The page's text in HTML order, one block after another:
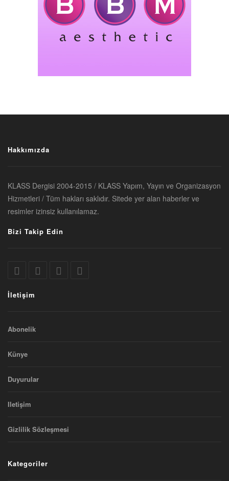
Hakkımızda
KLASS Dergisi 2004-2015 / KLASS Yapım, Yayın ve Organizasyon
Hizmetleri / Tüm hakları saklıdır. Sitede yer alan haberler ve
resimler izinsiz kullanılamaz.
Bizi Takip Edin
İletişim
Abonelik
Künye
Duyurular
Iletişim
Gizlilik Sözleşmesi
Kategoriler